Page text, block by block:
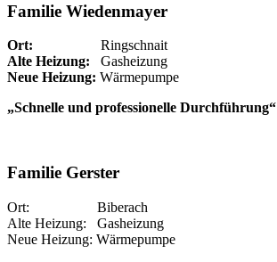
Familie Wiedenmayer
Ort: Ringschnait
Alte Heizung: Gasheizung
Neue Heizung: Wärmepumpe
„Schnelle und professionelle Durchführung“
Familie Gerster
Ort: Biberach
Alte Heizung: Gasheizung
Neue Heizung: Wärmepumpe